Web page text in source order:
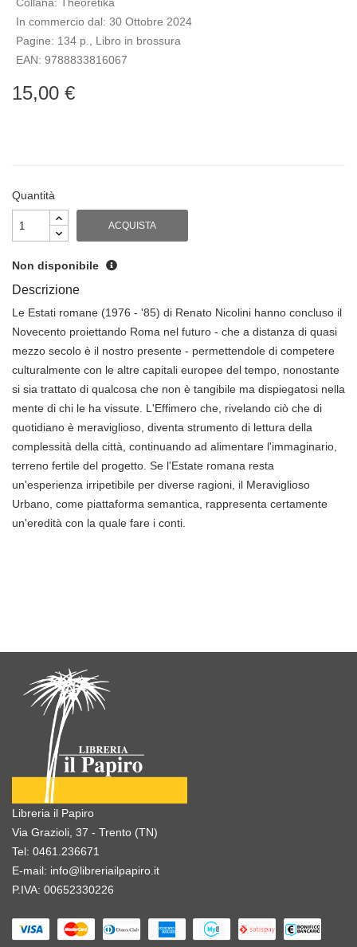
In commercio dal: 30 Ottobre 2024
Pagine: 134 p., Libro in brossura
EAN: 9788833816067
15,00 €
Quantità
ACQUISTA
Non disponibile
Descrizione
Le Estati romane (1976 - '85) di Renato Nicolini hanno concluso il
Novecento proiettando Roma nel futuro - che a distanza di quasi
mezzo secolo è il nostro presente - permettendole di competere
culturalmente con le altre capitali europee del tempo, nonostante
si sia trattato di qualcosa che non è tangibile ma dispiegatosi nella
mente di chi le ha vissute. L'Effimero che, rivelando ciò che di
quotidiano è meraviglioso, diventa strumento di lettura della
complessità della città, continuando ad alimentare l'immaginario,
terreno fertile del progetto. Se l'Estate romana resta
un'esperienza irripetibile per diverse ragioni, il Meraviglioso
Urbano, come piattaforma semantica, rappresenta certamente
un'eredità con la quale fare i conti.
Libreria il Papiro
Via Grazioli, 37 - Trento (TN)
Tel: 0461.236671
E-mail: info@libreriailpapiro.it
P.IVA: 00652330226